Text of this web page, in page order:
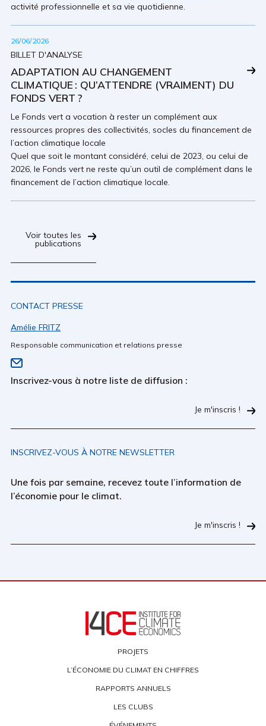
activité professionnelle et sa vie quotidienne.
26/06/2026
BILLET D'ANALYSE
ADAPTATION AU CHANGEMENT
CLIMATIQUE : QU’ATTENDRE (VRAIMENT) DU
FONDS VERT ?
Le Fonds vert a vocation à rester un complément aux
ressources propres des collectivités, socles du financement de
l’action climatique locale
Quel que soit le montant considéré, celui de 2023, ou celui de
2026, le Fonds vert ne reste qu’un outil de complément dans le
financement de l’action climatique locale.
Voir toutes les
publications
CONTACT PRESSE
Amélie FRITZ
Responsable communication et relations presse
Inscrivez-vous à notre liste de diffusion :
Je m'inscris !
INSCRIVEZ-VOUS À NOTRE NEWSLETTER
Une fois par semaine, recevez toute l’information de
l’économie pour le climat.
Je m'inscris !
PROJETS
L’ÉCONOMIE DU CLIMAT EN CHIFFRES
RAPPORTS ANNUELS
LES CLUBS